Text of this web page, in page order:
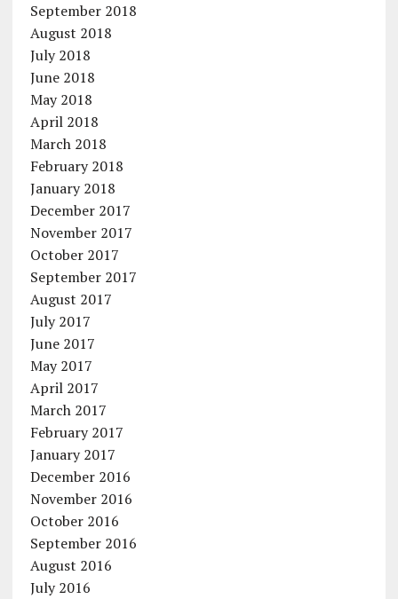
September 2018
August 2018
July 2018
June 2018
May 2018
April 2018
March 2018
February 2018
January 2018
December 2017
November 2017
October 2017
September 2017
August 2017
July 2017
June 2017
May 2017
April 2017
March 2017
February 2017
January 2017
December 2016
November 2016
October 2016
September 2016
August 2016
July 2016